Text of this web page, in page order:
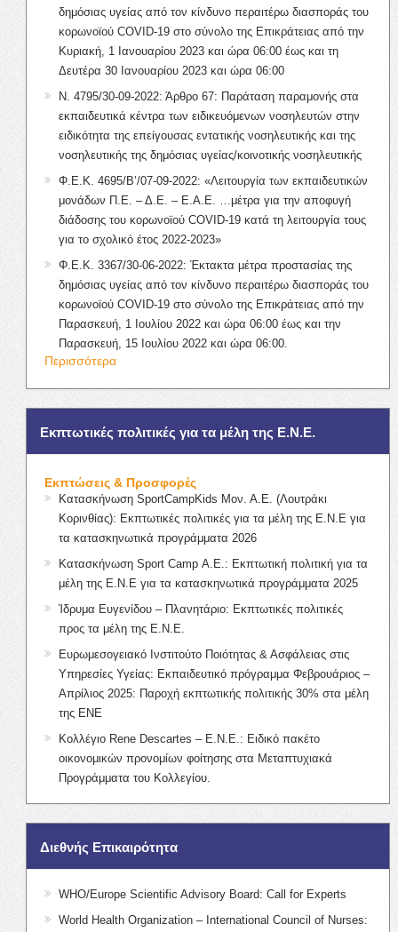
δημόσιας υγείας από τον κίνδυνο περαιτέρω διασποράς του
κορωνοϊού COVID-19 στο σύνολο της Επικράτειας από την
Κυριακή, 1 Ιανουαρίου 2023 και ώρα 06:00 έως και τη
Δευτέρα 30 Ιανουαρίου 2023 και ώρα 06:00
Ν. 4795/30-09-2022: Άρθρο 67: Παράταση παραμονής στα
εκπαιδευτικά κέντρα των ειδικευόμενων νοσηλευτών στην
ειδικότητα της επείγουσας εντατικής νοσηλευτικής και της
νοσηλευτικής της δημόσιας υγείας/κοινοτικής νοσηλευτικής
Φ.Ε.Κ. 4695/Β’/07-09-2022: «Λειτουργία των εκπαιδευτικών
μονάδων Π.Ε. – Δ.Ε. – Ε.Α.Ε. …μέτρα για την αποφυγή
διάδοσης του κορωνοϊού COVID-19 κατά τη λειτουργία τους
για το σχολικό έτος 2022-2023»
Φ.Ε.Κ. 3367/30-06-2022: Έκτακτα μέτρα προστασίας της
δημόσιας υγείας από τον κίνδυνο περαιτέρω διασποράς του
κορωνοϊού COVID-19 στο σύνολο της Επικράτειας από την
Παρασκευή, 1 Ιουλίου 2022 και ώρα 06:00 έως και την
Παρασκευή, 15 Ιουλίου 2022 και ώρα 06:00.
Περισσότερα
Εκπτωτικές πολιτικές για τα μέλη της Ε.Ν.Ε.
Εκπτώσεις & Προσφορές
Κατασκήνωση SportCampKids Μον. Α.Ε. (Λουτράκι
Κορινθίας): Εκπτωτικές πολιτικές για τα μέλη της Ε.Ν.Ε για
τα κατασκηνωτικά προγράμματα 2026
Κατασκήνωση Sport Camp Α.Ε.: Εκπτωτική πολιτική για τα
μέλη της Ε.Ν.Ε για τα κατασκηνωτικά προγράμματα 2025
Ίδρυμα Ευγενίδου – Πλανητάριο: Εκπτωτικές πολιτικές
προς τα μέλη της Ε.Ν.Ε.
Ευρωμεσογειακό Ινστιτούτο Ποιότητας & Ασφάλειας στις
Υπηρεσίες Υγείας: Εκπαιδευτικό πρόγραμμα Φεβρουάριος –
Απρίλιος 2025: Παροχή εκπτωτικής πολιτικής 30% στα μέλη
της ΕΝΕ
Κολλέγιο Rene Descartes – Ε.Ν.Ε.: Ειδικό πακέτο
οικονομικών προνομίων φοίτησης στα Μεταπτυχιακά
Προγράμματα του Κολλεγίου.
Διεθνής Επικαιρότητα
WHO/Europe Scientific Advisory Board: Call for Experts
World Health Organization – International Council of Nurses: